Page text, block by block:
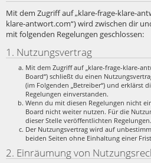
Mit dem Zugriff auf „klare-frage-klare-
klare-antwort.com“) wird zwischen dir
mit folgenden Regelungen geschlossen:
1. Nutzungsvertrag
Mit dem Zugriff auf „klare-frage-klare-
Board“) schließt du einen
(im Folgenden „Betreiber“) und erklärst
Regelungen einverstanden.
Wenn du mit diesen Regelungen nicht
Board nicht weiter nutzen. Für die
dieser Stelle veröffentlichten Regelungen.
Der Nutzungsvertrag wird auf
beiden Seiten ohne Einhaltung einer
2. Einräumung von